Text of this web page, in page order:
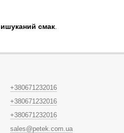
смак
+380671232016
+380671232016
+380671232016
sales@petek.com.ua